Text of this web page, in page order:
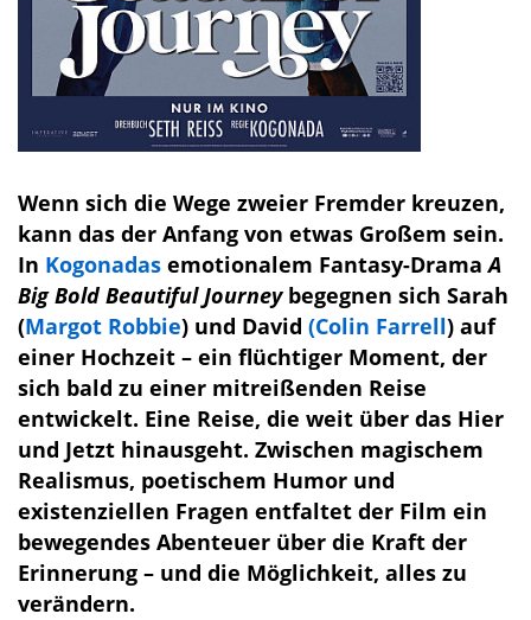
Wenn sich die Wege zweier Fremder kreuzen,
kann das der Anfang von etwas Großem sein.
In Kogonadas emotionalem Fantasy-DramaA
Big Bold Beautiful Journeybegegnen sich Sarah
(Margot Robbie) und David (Colin Farrell) auf
einer Hochzeit – ein flüchtiger Moment, der
sich bald zu einer mitreißenden Reise
entwickelt. Eine Reise, die weit über das Hier
und Jetzt hinausgeht. Zwischen magischem
Realismus, poetischem Humor und
existenziellen Fragen entfaltet der Film ein
bewegendes Abenteuer über die Kraft der
Erinnerung – und die Möglichkeit, alles zu
verändern.